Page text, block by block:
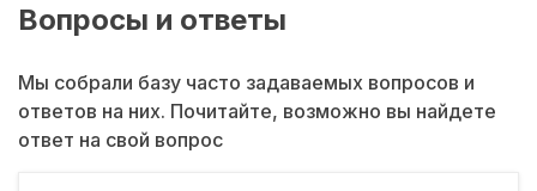
Вопросы и ответы
Мы собрали базу часто задаваемых вопросов и
ответов на них. Почитайте, возможно вы найдете
ответ на свой вопрос